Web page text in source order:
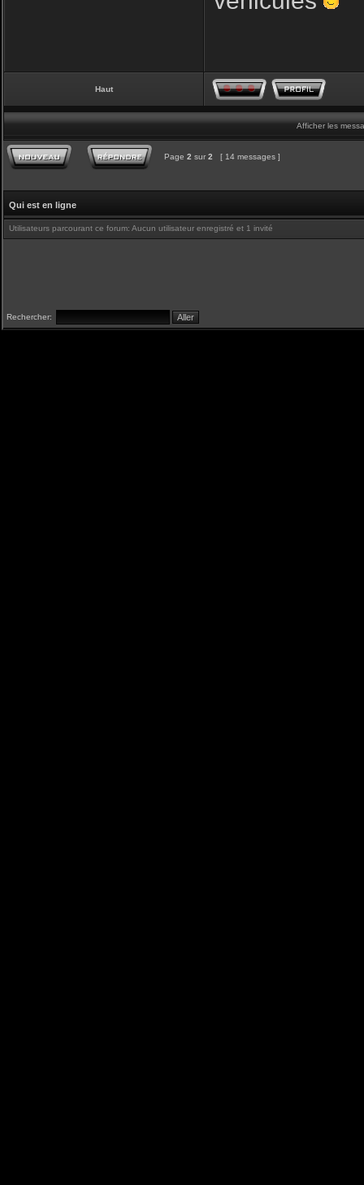
Haut
Afficher les
Page 2 sur 2 [ 14 messages ]
Qui est en ligne
Utilisateurs parcourant ce forum: Aucun utilisateur enregistré et 1 invité
Rechercher: